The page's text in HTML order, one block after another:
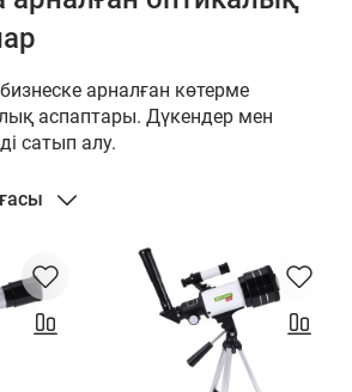
арналған көтерме
аспаптары. Дүкендер мен
сатып алу.